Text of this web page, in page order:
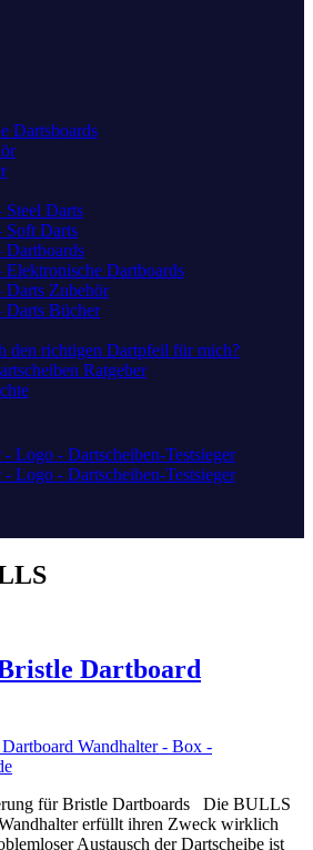
Dartsboards
Steel Darts
Soft Darts
Dartboards
Elektronische Dartboards
Darts Zubehör
Darts Bücher
den richtigen Dartpfeil für mich?
Ratgeber
Dartboard
für Bristle Dartboards Die BULLS
erfüllt ihren Zweck wirklich
Austausch der Dartscheibe ist